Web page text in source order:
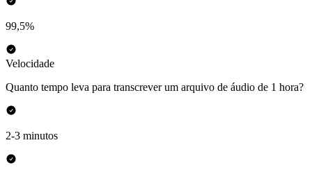
99,5%
Velocidade
Quanto tempo leva para transcrever um arquivo de áudio de 1 hora?
2-3 minutos